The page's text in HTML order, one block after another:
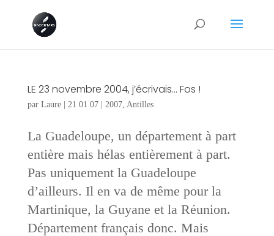
LE 23 novembre 2004, j’écrivais… Fos !
par Laure| 21 01 07| 2007, Antilles
La Guadeloupe, un département à part
entière mais hélas entièrement à part.
Pas uniquement la Guadeloupe
d’ailleurs. Il en va de même pour la
Martinique, la Guyane et la Réunion.
Département français donc. Mais